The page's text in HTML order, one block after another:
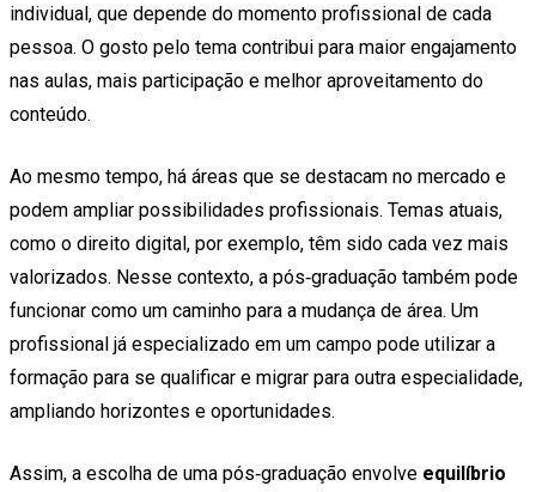
individual, que depende do momento profissional de cada
pessoa. O gosto pelo tema contribui para maior engajamento
nas aulas, mais participação e melhor aproveitamento do
conteúdo.
Ao mesmo tempo, há áreas que se destacam no mercado e
podem ampliar possibilidades profissionais. Temas atuais,
como o direito digital, por exemplo, têm sido cada vez mais
valorizados. Nesse contexto, a pós‑graduação também pode
funcionar como um caminho para a mudança de área. Um
profissional já especializado em um campo pode utilizar a
formação para se qualificar e migrar para outra especialidade,
ampliando horizontes e oportunidades.
Assim, a escolha de uma pós‑graduação envolve equilíbrio